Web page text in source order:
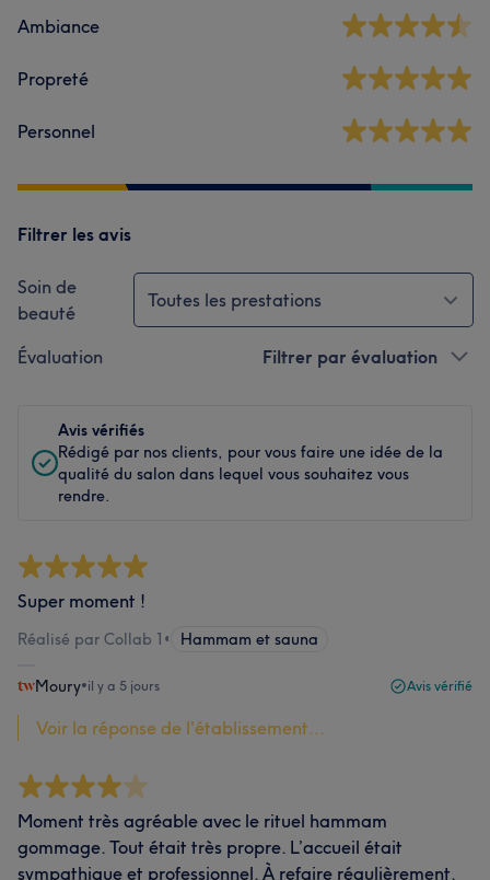
Ambiance
Propreté
Personnel
Filtrer les avis
Soin de
beauté
Toutes les prestations
Évaluation Filtrer par évaluation
Avis vérifiés
Rédigé par nos clients, pour vous faire une idée de la
qualité du salon dans lequel vous souhaitez vous
rendre.
Super moment !
Réalisé par Collab 1 • Hammam et sauna
Moury•il y a 5 jours Avis vérifié
Voir la réponse de l'établissement...
Moment très agréable avec le rituel hammam
gommage. Tout était très propre. L’accueil était
sympathique et professionnel. À refaire régulièrement.